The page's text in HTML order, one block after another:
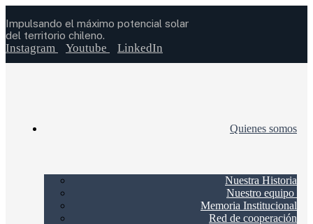
Impulsando el máximo potencial solar
del territorio chileno.
Instagram Youtube LinkedIn
Quienes somos
Nuestra Historia
Nuestro equipo
Memoria Institucional
Red de cooperación